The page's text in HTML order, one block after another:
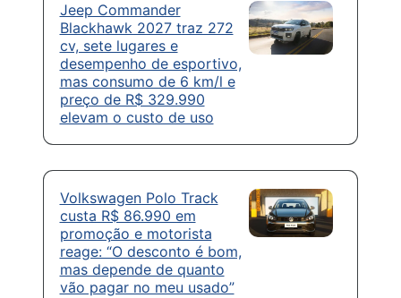
Jeep Commander
Blackhawk 2027 traz 272
cv, sete lugares e
desempenho de esportivo,
mas consumo de 6 km/l e
preço de R$ 329.990
elevam o custo de uso
Volkswagen Polo Track
custa R$ 86.990 em
promoção e motorista
reage: “O desconto é bom,
mas depende de quanto
vão pagar no meu usado”